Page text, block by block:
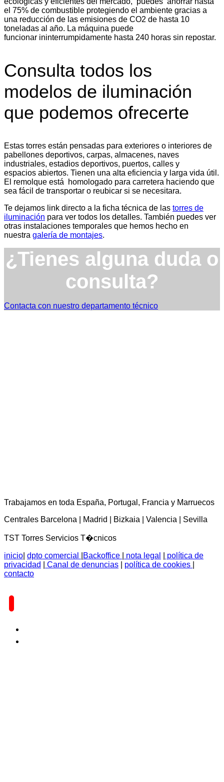
el 75% de combustible protegiendo el ambiente gracias a
una reducción de las emisiones de CO2 de hasta 10
toneladas al año. La máquina puede
funcionar ininterrumpidamente hasta 240 horas sin repostar.
Consulta todos los
modelos de iluminación
que podemos ofrecerte
Estas torres están pensadas para exteriores o interiores de
pabellones deportivos, carpas, almacenes, naves
industriales, estadios deportivos, puertos, calles y
espacios abiertos. Tienen una alta eficiencia y larga vida útil.
El remolque está homologado para carretera haciendo que
sea fácil de transportar o reubicar si se necesitara.
Te dejamos link directo a la ficha técnica de las torres de
iluminación para ver todos los detalles. También puedes ver
otras instalaciones temporales que hemos hecho en
nuestra galería de montajes.
¿Tienes alguna duda o
consulta?
Contacta con nuestro departamento técnico
Trabajamos en toda España, Portugal, Francia y Marruecos
Centrales Barcelona | Madrid | Bizkaia | Valencia | Sevilla
TST Torres Servicios T�cnicos
inicio dpto comercial Backoffice nota legal
política de
privacidad
Canal de denuncias política de cookies
contacto